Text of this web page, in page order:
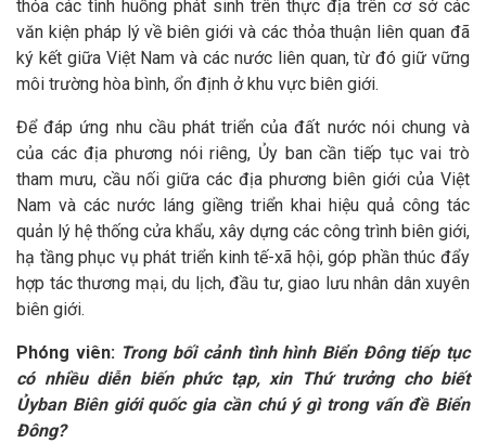
thỏa các tình huống phát sinh trên thực địa trên cơ sở các
văn kiện pháp lý về biên giới và các thỏa thuận liên quan đã
ký kết giữa Việt Nam và các nước liên quan, từ đó giữ vững
môi trường hòa bình, ổn định ở khu vực biên giới.
Để đáp ứng nhu cầu phát triển của đất nước nói chung và
của các địa phương nói riêng, Ủy ban cần tiếp tục vai trò
tham mưu, cầu nối giữa các địa phương biên giới của Việt
Nam và các nước láng giềng triển khai hiệu quả công tác
quản lý hệ thống cửa khẩu, xây dựng các công trình biên giới,
hạ tầng phục vụ phát triển kinh tế-xã hội, góp phần thúc đẩy
hợp tác thương mại, du lịch, đầu tư, giao lưu nhân dân xuyên
biên giới.
Phóng viên: Trong bối cảnh tình hình Biển Đông tiếp tục
có nhiều diễn biến phức tạp, xin Thứ trưởng cho biết
Ủyban Biên giới quốc gia cần chú ý gì trong vấn đề Biển
Đông?